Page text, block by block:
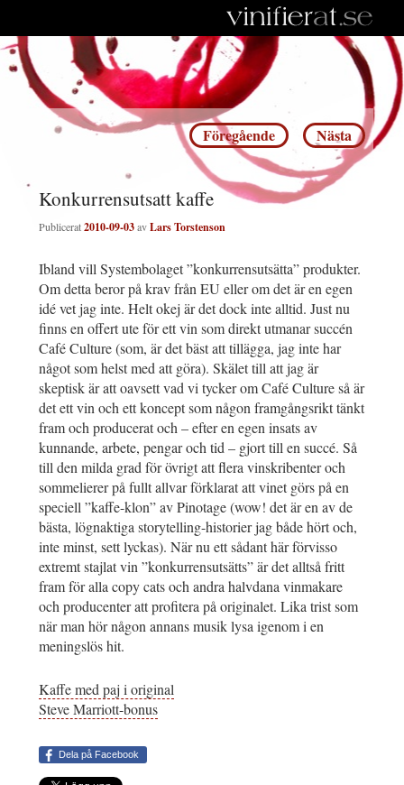
Inläggsnavigering
Föregående Nästa
Konkurrensutsatt kaffe
Publicerat2010-09-03avLars Torstenson
Ibland vill Systembolaget ”konkurrensutsätta” produkter.
Om detta beror på krav från EU eller om det är en egen
idé vet jag inte. Helt okej är det dock inte alltid. Just nu
finns en offert ute för ett vin som direkt utmanar succén
Café Culture (som, är det bäst att tillägga, jag inte har
något som helst med att göra). Skälet till att jag är
skeptisk är att oavsett vad vi tycker om Café Culture så är
det ett vin och ett koncept som någon framgångsrikt tänkt
fram och producerat och – efter en egen insats av
kunnande, arbete, pengar och tid – gjort till en succé. Så
till den milda grad för övrigt att flera vinskribenter och
sommelierer på fullt allvar förklarat att vinet görs på en
speciell ”kaffe-klon” av Pinotage (wow! det är en av de
bästa, lögnaktiga storytelling-historier jag både hört och,
inte minst, sett lyckas). När nu ett sådant här förvisso
extremt stajlat vin ”konkurrensutsätts” är det alltså fritt
fram för alla copy cats och andra halvdana vinmakare
och producenter att profitera på originalet. Lika trist som
när man hör någon annans musik lysa igenom i en
meningslös hit.
Kaffe med paj i original
Steve Marriott-bonus
Dela på Facebook